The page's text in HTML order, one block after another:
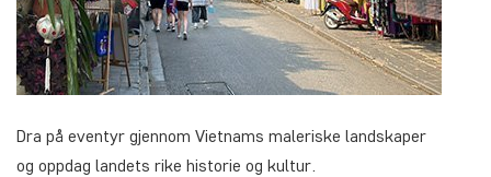
Dra på eventyr gjennom Vietnams maleriske landskaper
og oppdag landets rike historie og kultur.